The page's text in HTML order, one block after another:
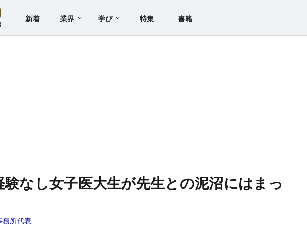
新着 業界 学び 特集 書籍
なし女子医大生が先生との泥沼にはまっ
務所代表